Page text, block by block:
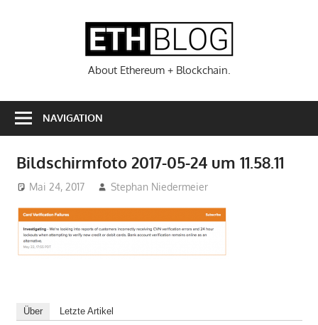
About Ethereum + Blockchain.
NAVIGATION
Bildschirmfoto 2017-05-24 um 11.58.11
Mai 24, 2017 Stephan Niedermeier
Über Letzte Artikel